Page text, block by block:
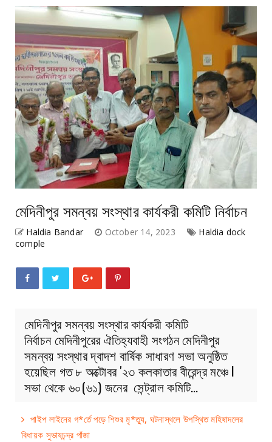
মেদিনীপুর সমন্বয় সংস্থার কার্যকরী কমিটি নির্বাচন
Haldia Bandar October 14, 2023
Haldia dock
comple
মেদিনীপুর সমন্বয় সংস্থার কার্যকরী কমিটি
নির্বাচন মেদিনীপুরের ঐতিহ্যবাহী সংগঠন মেদিনীপুর
সমন্বয় সংস্থার দ্বাদশ বার্ষিক সাধারণ সভা অনুষ্ঠিত
হয়েছিল গত ৮ অক্টোবর '২৩ কলকাতার বীরেন্দ্র মঞ্চে l
সভা থেকে ৬০(৬১) জনের সেন্ট্রাল কমিটি…
পাইপ লাইনের গ*র্তে পড়ে শিশুর মৃ*ত্যু, ঘটনাস্থলে উপস্থিত মহিষাদলের
বিধায়ক সুভাষচন্দ্র পাঁজা